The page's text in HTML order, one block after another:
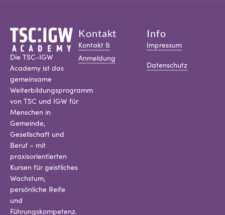
Die TSC-IGW
Academy ist das
gemeinsame
Weiterbildungsprogramm
von TSC und IGW für
Menschen in
Gemeinde,
Gesellschaft und
Beruf – mit
praxisorientierten
Kursen für geistliches
Wachstum,
persönliche Reife
und
Führungskompetenz.
Kontakt
Kontakt &
Anmeldung
Info
Impressum
Datenschutz